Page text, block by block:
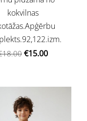
kokvilnas
€15.00